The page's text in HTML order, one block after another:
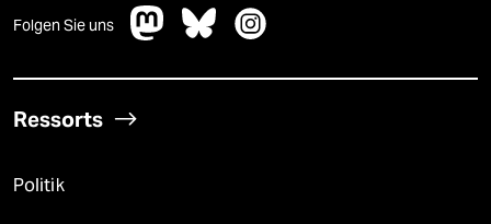
Folgen Sie uns
Ressorts
Politik